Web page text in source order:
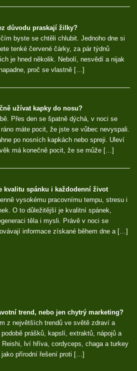
důvodu praskají žilky?
byste se chtěli chlubit. Jednoho dne si
tenké červené čárky, za pár týdnů
je hned několik. Nebolí, nesvědí a nijak
proč se vlastně […]
užívat kapky do nosu?
Přes den se špatně dýchá, v noci se
máte pocit, že jste se vůbec nevyspali.
po nosních kapkách nebo spreji. Uleví
má konečně pocit, že se může […]
kvalitu spánku i každodenní život
vysokému pracovnímu tempu, stresu i
O to důležitější je kvalitní spánek,
těla i mysli. Právě v noci se
informace získané během dne a […]
trend, nebo jen chytrý marketing?
z největších trendů ve světě zdraví a
prášků, kapslí, extraktů, nápojů a
lví hříva, cordyceps, chaga a turkey
přírodní řešení proti […]